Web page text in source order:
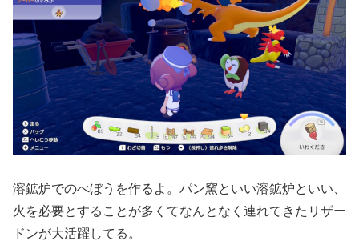
溶鉱炉でのべぼうを作るよ。パン窯といい溶鉱炉といい、
火を必要とすることが多くてなんとなく連れてきたリザー
ドンが大活躍してる。